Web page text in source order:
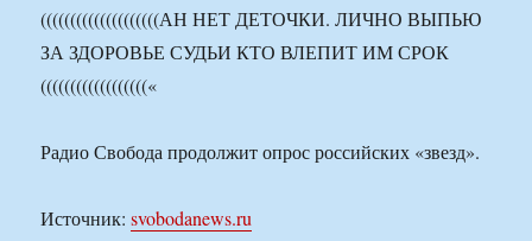
((((((((((((((((((((АН НЕТ ДЕТОЧКИ. ЛИЧНО ВЫПЬЮ
ЗА ЗДОРОВЬЕ СУДЬИ КТО ВЛЕПИТ ИМ СРОК
((((((((((((((((((«
Радио Свобода продолжит опрос российских «звезд».
Источник:svobodanews.ru